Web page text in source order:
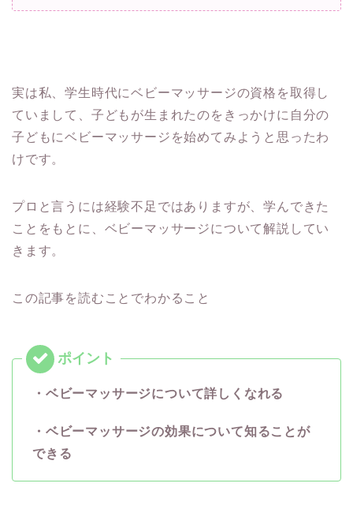
実は私、学生時代にベビーマッサージの資格を取得し
ていまして、子どもが生まれたのをきっかけに自分の
子どもにベビーマッサージを始めてみようと思ったわ
けです。
プロと言うには経験不足ではありますが、学んできた
ことをもとに、ベビーマッサージについて解説してい
きます。
この記事を読むことでわかること
・ベビーマッサージについて詳しくなれる
・ベビーマッサージの効果について知ることが
できる